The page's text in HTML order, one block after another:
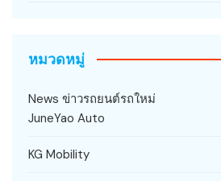
หมวดหมู่
News ข่าวรถยนต์รถใหม่
JuneYao Auto
KG Mobility